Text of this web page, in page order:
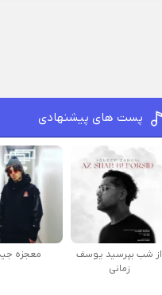
پست های پیشنهادی
از شب بپرسید یوسف
زمانی
معجزه